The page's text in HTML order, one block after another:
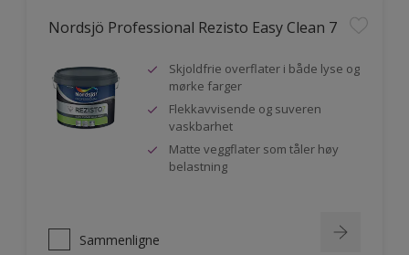
Nordsjö Professional Rezisto Easy Clean 7
Skjoldfrie overflater i både lyse og
mørke farger
Flekkavvisende og suveren
vaskbarhet
Matte veggflater som tåler høy
belastning
Sammenligne